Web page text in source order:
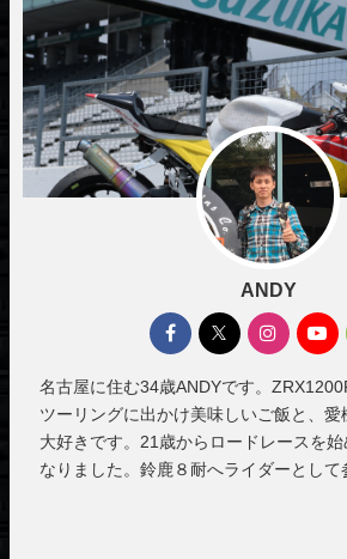
ANDY
名古屋に住む34歳ANDYです。
ツーリングに出かけ美味しいご飯と、
大好きです。21歳からロードレースを
なりました。鈴鹿８耐へライダーとして